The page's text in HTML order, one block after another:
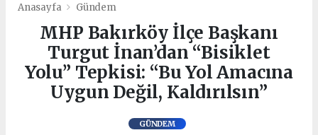
Anasayfa Gündem
MHP Bakırköy İlçe Başkanı
Turgut İnan’dan “Bisiklet
Yolu” Tepkisi: “Bu Yol Amacına
Uygun Değil, Kaldırılsın”
GÜNDEM